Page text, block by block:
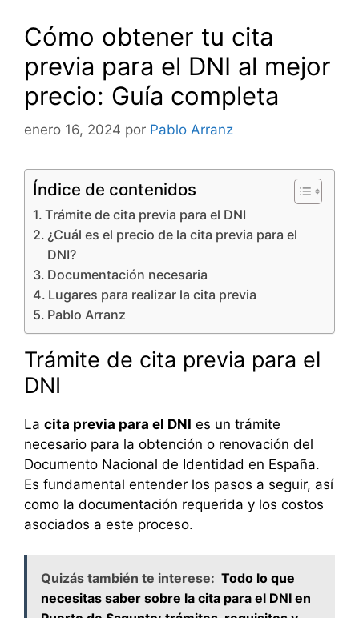
Cómo obtener tu cita
previa para el DNI al mejor
precio: Guía completa
enero 16, 2024 por Pablo Arranz
Índice de contenidos
Trámite de cita previa para el DNI
¿Cuál es el precio de la cita previa para el
DNI?
Documentación necesaria
Lugares para realizar la cita previa
Pablo Arranz
Trámite de cita previa para el
DNI
La cita previa para el DNI es un trámite
necesario para la obtención o renovación del
Documento Nacional de Identidad en España.
Es fundamental entender los pasos a seguir, así
como la documentación requerida y los costos
asociados a este proceso.
Quizás también te interese: Todo lo que
necesitas saber sobre la cita para el DNI en